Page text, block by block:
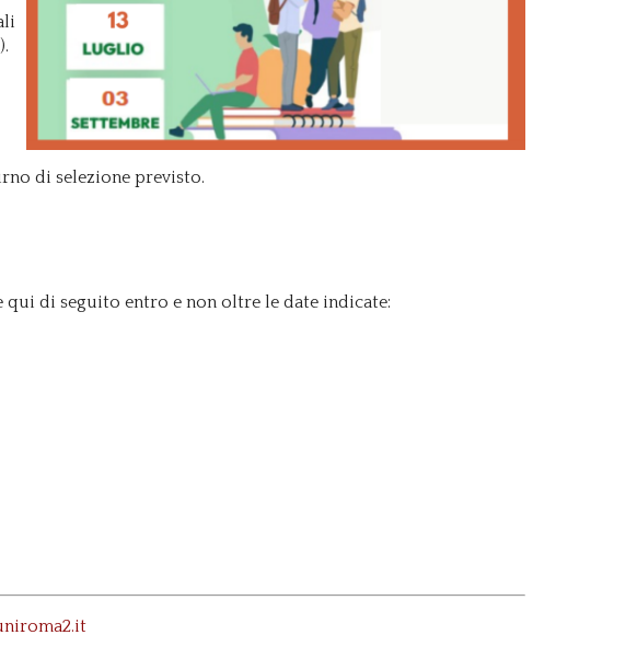
di selezione previsto.
di seguito entro e non oltre le date indicate: